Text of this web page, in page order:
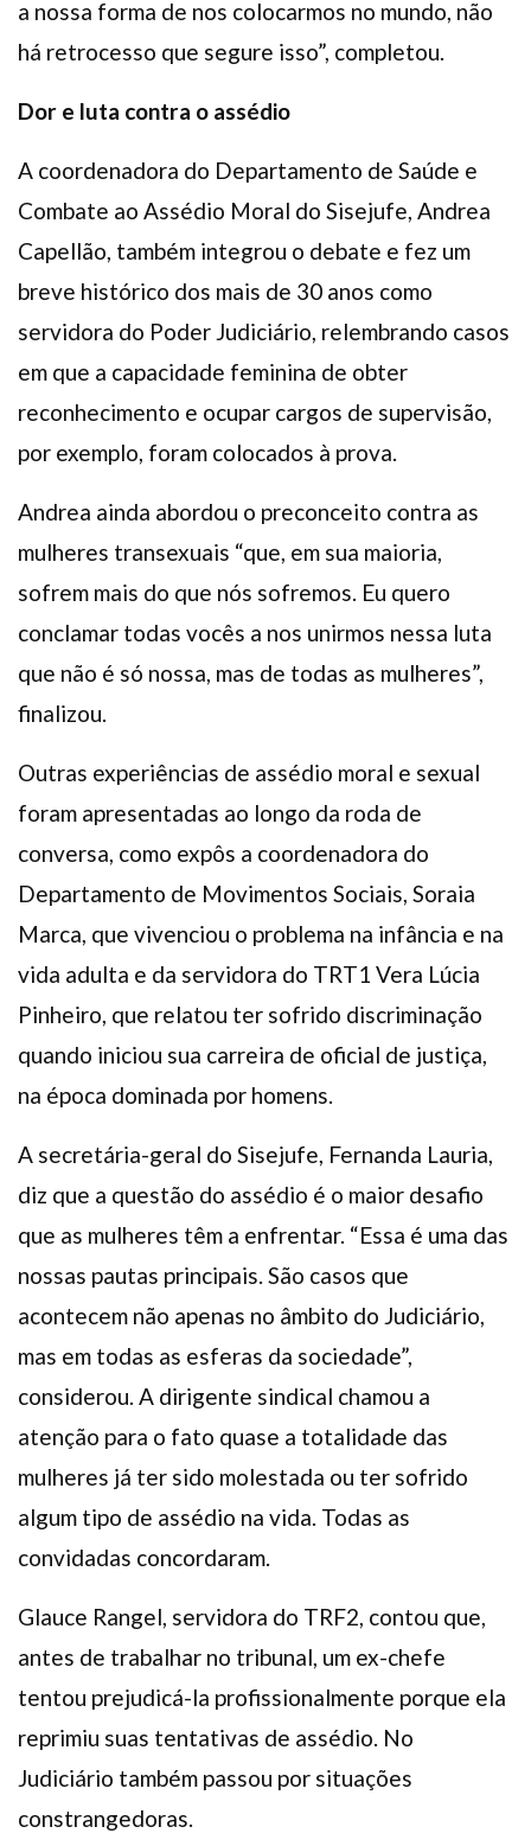
a nossa forma de nos colocarmos no mundo, não
há retrocesso que segure isso”, completou.
Dor e luta contra o assédio
A coordenadora do Departamento de Saúde e
Combate ao Assédio Moral do Sisejufe, Andrea
Capellão, também integrou o debate e fez um
breve histórico dos mais de 30 anos como
servidora do Poder Judiciário, relembrando casos
em que a capacidade feminina de obter
reconhecimento e ocupar cargos de supervisão,
por exemplo, foram colocados à prova.
Andrea ainda abordou o preconceito contra as
mulheres transexuais “que, em sua maioria,
sofrem mais do que nós sofremos. Eu quero
conclamar todas vocês a nos unirmos nessa luta
que não é só nossa, mas de todas as mulheres”,
finalizou.
Outras experiências de assédio moral e sexual
foram apresentadas ao longo da roda de
conversa, como expôs a coordenadora do
Departamento de Movimentos Sociais, Soraia
Marca, que vivenciou o problema na infância e na
vida adulta e da servidora do TRT1 Vera Lúcia
Pinheiro, que relatou ter sofrido discriminação
quando iniciou sua carreira de oficial de justiça,
na época dominada por homens.
A secretária-geral do Sisejufe, Fernanda Lauria,
diz que a questão do assédio é o maior desafio
que as mulheres têm a enfrentar. “Essa é uma das
nossas pautas principais. São casos que
acontecem não apenas no âmbito do Judiciário,
mas em todas as esferas da sociedade”,
considerou. A dirigente sindical chamou a
atenção para o fato quase a totalidade das
mulheres já ter sido molestada ou ter sofrido
algum tipo de assédio na vida. Todas as
convidadas concordaram.
Glauce Rangel, servidora do TRF2, contou que,
antes de trabalhar no tribunal, um ex-chefe
tentou prejudicá-la profissionalmente porque ela
reprimiu suas tentativas de assédio. No
Judiciário também passou por situações
constrangedoras.